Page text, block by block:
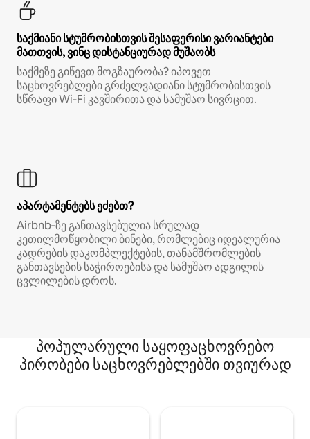
საქმიანი სტუმრობისთვის შესაფერისი ვარიანტები
მათთვის, ვინც დისტანციურად მუშაობს
საქმეზე გიწევთ მოგზაურობა? იპოვეთ
საცხოვრებლები გრძელვადიანი სტუმრობისთვის
სწრაფი Wi‑Fi კავშირითა და სამუშაო სივრცით.
აპარტამენტებს ეძებთ?
Airbnb‑ზე განთავსებულია სრულად
კეთილმოწყობილი ბინები, რომლებიც იდეალურია
კადრების დაკომპლექტების, თანამშრომლების
განთავსების საჭიროებისა და სამუშაო ადგილის
ცვლილების დროს.
პოპულარული საყოფაცხოვრებო
პირობები საცხოვრებლებში თვიურად